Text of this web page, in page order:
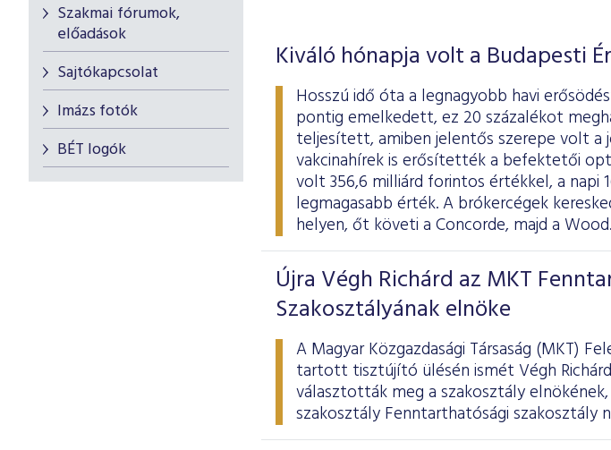
Szakmai fórumok,
előadások
Sajtókapcsolat
Imázs fotók
BÉT logók
Kiváló hónapja volt a Budapesti
Hosszú idő óta a legnagyobb havi
pontig emelkedett, ez 20 százalékot
teljesített, amiben jelentős szerepe volt a
vakcinahírek is erősítették a befektetői
volt 356,6 milliárd forintos értékkel, a napi
legmagasabb érték. A brókercégek
helyen, őt követi a Concorde, majd a Wood.
Újra Végh Richárd az MKT
Szakosztályának elnöke
A Magyar Közgazdasági Társaság (MKT)
tartott tisztújító ülésén ismét Végh
választották meg a szakosztály
szakosztály Fenntarthatósági szakosztály